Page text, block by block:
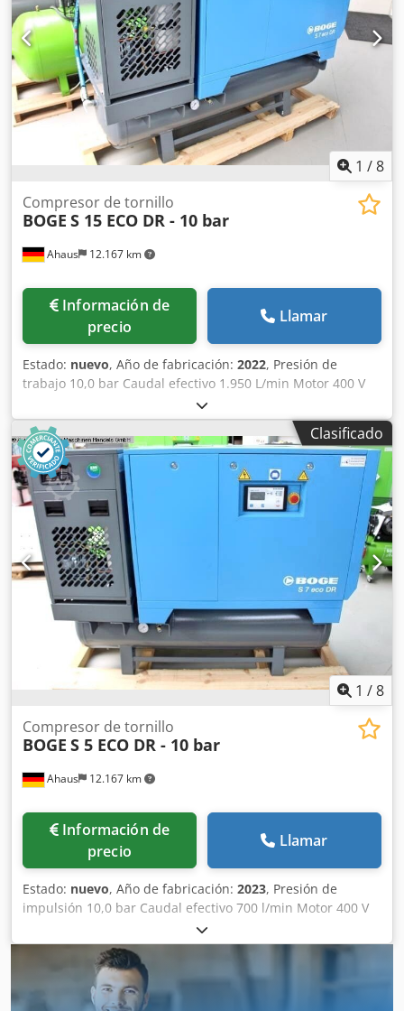
inmediatamente - Control por microprocesador SOLID base
control - Sensor de presión de red - Sistema de
accionamiento por correa - Baja temperatura del aire
comprimido gracias al post-enfriador eficiente - Depósito
de aire comprimido submontado en horizontal - Incluye
secador frigorífico de aire comprimido * Funcionamiento
automático con prefiltro y postfiltro (instalados) (disponible
también con 7,5 bar)
1 /8
Ahaus 12.167 km
Compresor de tornillo
BOGE S 15 ECO DR - 10 bar
Información de
precio
Llamar
Estado: nuevo, Año de fabricación: 2022, Presión de
trabajo 10,0 bar Caudal efectivo 1.950 L/min Motor 400 V
Capacidad del depósito 250 litros Peso de la máquina
aprox. 467 kg Potencia total requerida 15,0 kW
Dimensiones L-A-H 1915 x 650 x 1640 mm Máquina de
exposición / nunca ha estado en uso Nueva serie de
modelos BOGE SOLID Precio de lista: 13.576 euros / precio
especial bajo consulta Fabricado en Alemania
Equipamiento: - con depósito y secador / lista para su uso
inmediato - Controlador por microprocesador SOLID base
control - Sensor de presión de red Dedpfx Agew U U Scj
Sjck - Sistema de transmisión por correa - Baja
temperatura del aire comprimido gracias al eficiente
posenfriador - Depósito de aire comprimido dispuesto
horizontalmente en la base - Incluye secador frigorífico de
aire comprimido * Funcionamiento automático con
prefiltro y posfiltro (instalados) (También disponible con
7,5 bar)
Clasificado
1 /8
Ahaus 12.167 km
Compresor de tornillo
BOGE S 5 ECO DR - 10 bar
Información de
precio
Llamar
Estado: nuevo, Año de fabricación: 2023, Presión de
impulsión 10,0 bar Caudal efectivo 700 l/min Motor 400 V
Capacidad del depósito 250 litros Peso de la máquina
aprox. 397 kg Requisito total de potencia 5,5 kW
Dimensiones L-A-H: 1915 x 650 x 1640 mm Máquina de
exposición / nunca ha estado en uso Nueva serie de
modelos BOGE SOLID ~ Precio de catálogo: 8.848 euros /